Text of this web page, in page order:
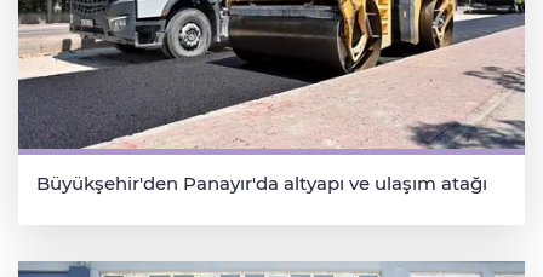
Büyükşehir'den Panayır'da altyapı ve ulaşım atağı